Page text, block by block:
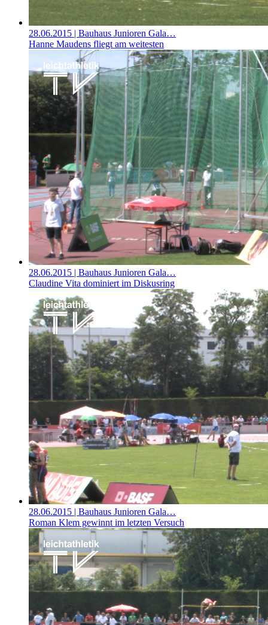
28.06.2015 | Bauhaus Junioren Gala…
Hanne Maudens fliegt am weitesten
28.06.2015 | Bauhaus Junioren Gala…
Claudine Vita dominiert im Diskusring
28.06.2015 | Bauhaus Junioren Gala…
Roman Klem gewinnt im letzten Versuch